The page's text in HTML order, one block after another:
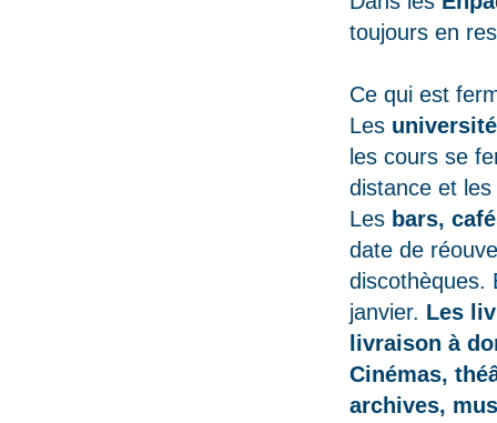
toujours en
Ce qui est
Les
les cours se
distance et
Les bars,
date de
discothèques.
janvier. Les
livraison à
Cinémas,
archives,